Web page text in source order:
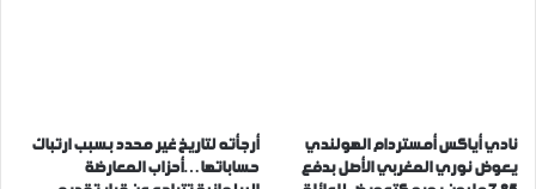
نادي أياكس أمستردام الهولندي
يعوض نوري المغربي الأصل بدفع
أرجأته لتاريخ غير محدد بسبب ارتباك
حساباتها…أحزاب المعارضة